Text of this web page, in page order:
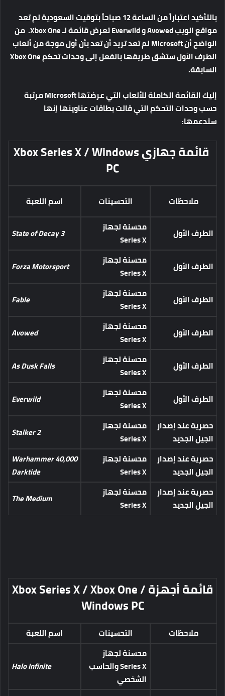
بالتأكيد اعتباراً من الساعة 12 صباحاً بتوقيت السعودية لم تعد
مواقع الويب Avowed و Everwild تعرض قائمة لـ Xbox One. من
الواضح أن Microsoft لم تعد تريد أن تعد بأن أول موجة من ألعاب
الطرف الأول ستشق طريقها بالفعل إلى وحدات تحكم Xbox One
السابقة.
إليك القائمة الكاملة للألعاب التي عرضتها Microsoft مرتبة
حسب وحدات التحكم التي قالت بطاقات عناوينها إنها
ستدعمها:
قائمة جهازيXbox Series X / Windows
PC
ملاحظات التحسينات اسم اللعبة
الطرف الأول
محسنة لجهاز
Series X
State of Decay 3
الطرف الأول
محسنة لجهاز
Series X
Forza Motorsport
الطرف الأول
محسنة لجهاز
Series X
Fable
الطرف الأول
محسنة لجهاز
Series X
Avowed
الطرف الأول
محسنة لجهاز
Series X
As Dusk Falls
الطرف الأول
محسنة لجهاز
Series X
Everwild
حصرية عند إصدار
الجيل الجديد
محسنة لجهاز
Series X
Stalker 2
حصرية عند إصدار
الجيل الجديد
محسنة لجهاز
Series X
Warhammer 40,000
Darktide
حصرية عند إصدار
الجيل الجديد
محسنة لجهاز
Series X
The Medium
قائمة أجهزةXbox Series X / Xbox One /
Windows PC
ملاحظات التحسينات
اسم اللعبة
محسنة لجهاز
Series X والحاسب
الشخصي
Halo Infinite